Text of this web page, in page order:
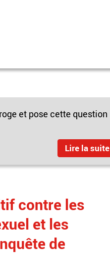
et pose cette question
Lire la suite
contre les
et les
de